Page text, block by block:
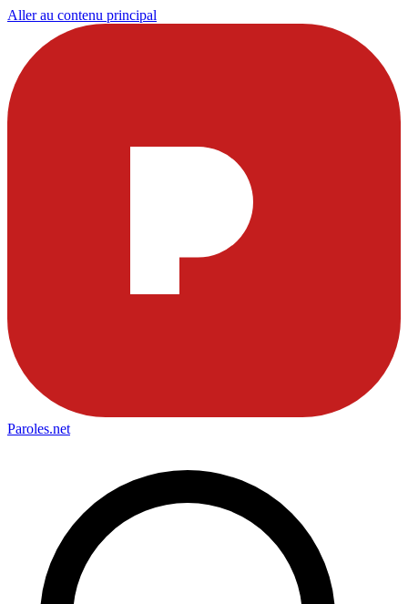
Aller au contenu principal
Paroles.net